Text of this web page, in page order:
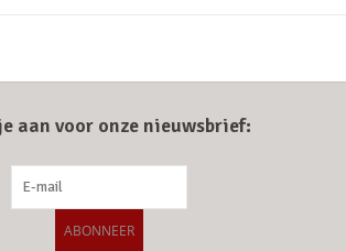
aan voor onze nieuwsbrief:
ABONNEER